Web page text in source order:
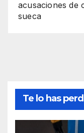
acusaciones de
sueca
Te lo has